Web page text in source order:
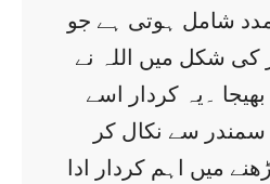
مدد شامل ہوتی ہے جو
کی شکل میں اللہ نے
۔یہ کردار اسے
سے نکال کر
میں اہم کردار ادا